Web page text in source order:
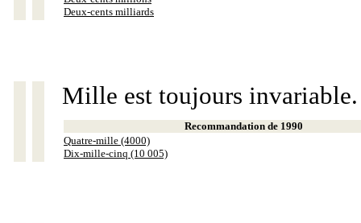
Deux-cents milliards
Mille est toujours invariable.
Recommandation de 1990
Quatre-mille (4000)
Dix-mille-cinq (10 005)